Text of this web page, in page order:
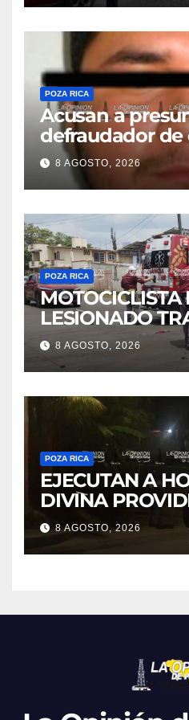
POZA RICA
Acusan a
defraudador de
de maestros
8 AGOSTO, 2026
POZA RICA
MOTOCICLISTA
LESIONADO
EN LA 27 DE
8 AGOSTO, 2026
POZA RICA
EJECUTAN A
DIVINA
8 AGOSTO, 2026